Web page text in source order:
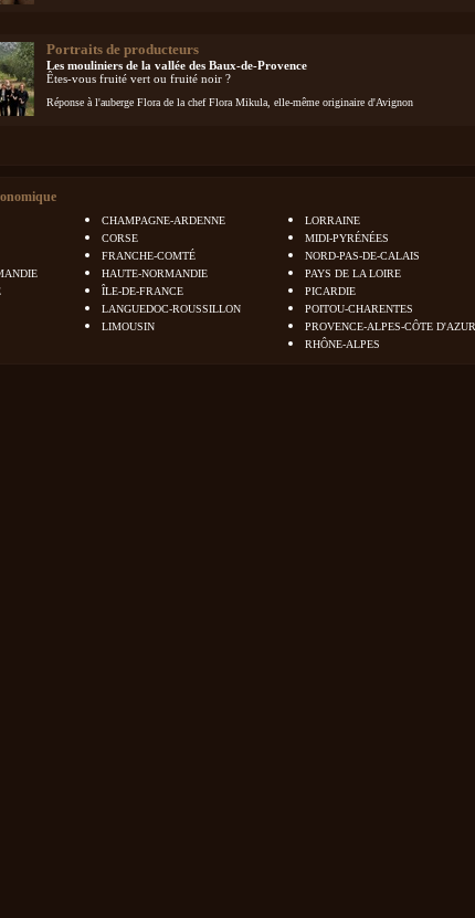
Portraits de producteurs
Les mouliniers de la vallée des Baux-de-Provence
Êtes-vous fruité vert ou fruité noir ?
Réponse à l'auberge Flora de la chef Flora Mikula, elle-même originaire d'Avignon
CHAMPAGNE-ARDENNE
CORSE
FRANCHE-COMTÉ
HAUTE-NORMANDIE
ÎLE-DE-FRANCE
LANGUEDOC-ROUSSILLON
LIMOUSIN
LORRAINE
MIDI-PYRÉNÉES
NORD-PAS-DE-CALAIS
PAYS DE LA LOIRE
PICARDIE
POITOU-CHARENTES
PROVENCE-ALPES-CÔTE D'AZUR
RHÔNE-ALPES